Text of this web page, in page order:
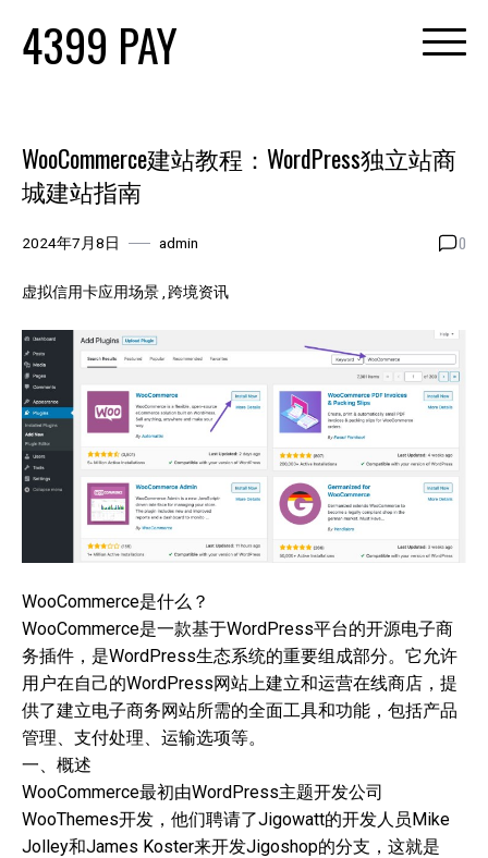
content
4399 PAY
WooCommerce建站教程：WordPress独立站商
城建站指南
2024年7月8日 admin 0
虚拟信用卡应用场景 跨境资讯
WooCommerce是什么？
WooCommerce是一款基于WordPress平台的开源电子商
务插件，是WordPress生态系统的重要组成部分。它允许
用户在自己的WordPress网站上建立和运营在线商店，提
供了建立电子商务网站所需的全面工具和功能，包括产品
管理、支付处理、运输选项等。
一、概述
WooCommerce最初由WordPress主题开发公司
WooThemes开发，他们聘请了Jigowatt的开发人员Mike
Jolley和James Koster来开发Jigoshop的分支，这就是